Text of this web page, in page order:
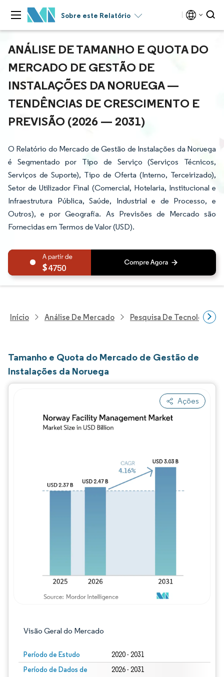
Sobre este Relatório
ANÁLISE DE TAMANHO E QUOTA DO
MERCADO DE GESTÃO DE
INSTALAÇÕES DA NORUEGA —
TENDÊNCIAS DE CRESCIMENTO E
PREVISÃO (2026 — 2031)
O Relatório do Mercado de Gestão de Instalações da Noruega
é Segmentado por Tipo de Serviço (Serviços Técnicos,
Serviços de Suporte), Tipo de Oferta (Interno, Terceirizado),
Setor de Utilizador Final (Comercial, Hotelaria, Institucional e
Infraestrutura Pública, Saúde, Industrial e de Processo, e
Outros), e por Geografia. As Previsões de Mercado são
Fornecidas em Termos de Valor (USD).
4750
Início Análise De Mercado Pesquisa De Tecnologia,
Tamanho e Quota do Mercado de Gestão de
Instalações da Noruega
Ações
Visão Geral do Mercado
Período de Estudo 2020 - 2031
Período de Dados de
2026 - 2031